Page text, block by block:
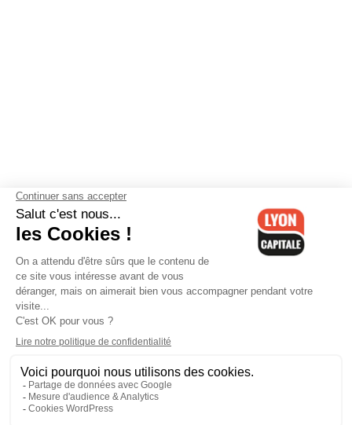
Contactez-nous-Mentions légales-CGV-Politique de
confidentialité-Gestion des cookies